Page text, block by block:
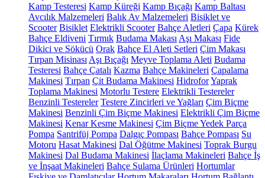
Kamp Testeresi Kamp Küreği Kamp Bıçağı Kamp Baltası
Avcılık Malzemeleri Balık Av Malzemeleri Bisiklet ve
Scooter Bisiklet Elektrikli Scooter Bahçe Aletleri Çapa Kürek
Bahçe Eldiveni Tırmık Budama Makası Aşı Makası Fide
Dikici ve Sökücü Orak Bahçe El Aleti Setleri Çim Makası
Tırpan Misinası Aşı Bıçağı Meyve Toplama Aleti Budama
Testeresi Bahçe Çatalı Kazma Bahçe Makineleri Çapalama
Makinesi Tırpan Çit Budama Makinesi HidroforYaprak
Toplama Makinesi Motorlu Testere Elektrikli Testereler
Benzinli Testereler Testere Zincirleri ve Yağları Çim Biçme
Makinesi Benzinli Çim Biçme Makinesi Elektrikli Çim Biçme
Makinesi Kenar Kesme Makinesi Çim Biçme Yedek Parça
Pompa Santrifüj Pompa Dalgıç Pompası Bahçe Pompası Su
Motoru Hasat Makinesi Dal Öğütme Makinesi Toprak Burgu
Makinesi Dal Budama Makinesi İlaçlama Makineleri Bahçe İş
ve İnşaat Makineleri Bahçe Sulama Ürünleri Hortumlar